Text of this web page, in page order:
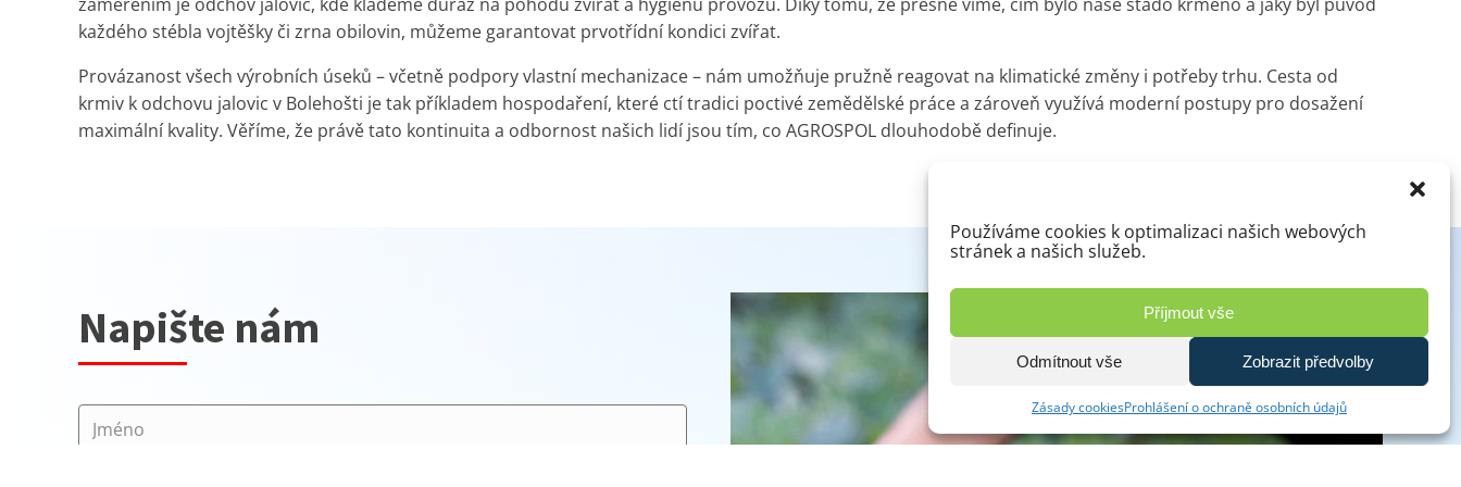
Používáme cookies k optimalizaci našich webových
stránek a našich služeb.
Příjmout vše
Odmítnout vše Zobrazit předvolby
Zásady cookiesProhlášení o ochraně osobních údajů
každého stébla vojtěšky či zrna obilovin, můžeme garantovat prvotřídní kondici zvířat.
Provázanost všech výrobních úseků – včetně podpory vlastní mechanizace – nám umožňuje pružně reagovat na klimatické změny i potřeby trhu. Cesta od
krmiv k odchovu jalovic v Bolehošti je tak příkladem hospodaření, které ctí tradici poctivé zemědělské práce a zároveň využívá moderní postupy pro dosažení
maximální kvality. Věříme, že právě tato kontinuita a odbornost našich lidí jsou tím, co AGROSPOL dlouhodobě definuje.
Napište nám